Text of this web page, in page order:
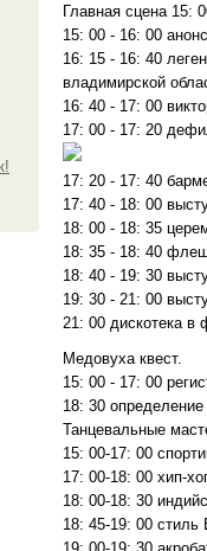
Главная сцена 15:
15: 00 - 16: 00
16: 15 - 16: 40
владимирской
16: 40 - 17: 00
17: 00 - 17: 20
17: 20 - 17: 40
17: 40 - 18: 00
18: 00 - 18: 35
18: 35 - 18: 40
18: 40 - 19: 30
19: 30 - 21: 00
21: 00 дискотека в
Медовуха квест.
15: 00 - 17: 00
18: 30 определение
Танцевальные
15: 00-17: 00
17: 00-18: 00 хип-
18: 00-18: 30
18: 45-19: 00 стиль
19: 00-19: 30